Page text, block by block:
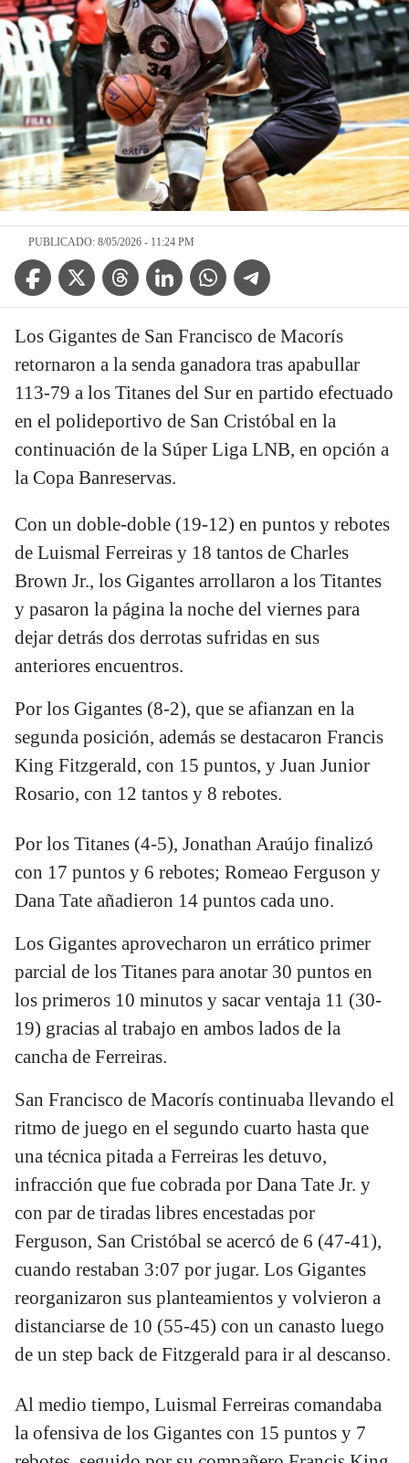
PUBLICADO: 8/05/2026 - 11:24 PM
Facebook IconTwitter IconThreads IconLinkedin IconWhatsApp IconTelegram Icon
Los Gigantes de San Francisco de Macorís
retornaron a la senda ganadora tras apabullar
113-79 a los Titanes del Sur en partido efectuado
en el polideportivo de San Cristóbal en la
continuación de la Súper Liga LNB, en opción a
la Copa Banreservas.
Con un doble-doble (19-12) en puntos y rebotes
de Luismal Ferreiras y 18 tantos de Charles
Brown Jr., los Gigantes arrollaron a los Titantes
y pasaron la página la noche del viernes para
dejar detrás dos derrotas sufridas en sus
anteriores encuentros.
Por los Gigantes (8-2), que se afianzan en la
segunda posición, además se destacaron Francis
King Fitzgerald, con 15 puntos, y Juan Junior
Rosario, con 12 tantos y 8 rebotes.
Por los Titanes (4-5), Jonathan Araújo finalizó
con 17 puntos y 6 rebotes; Romeao Ferguson y
Dana Tate añadieron 14 puntos cada uno.
Los Gigantes aprovecharon un errático primer
parcial de los Titanes para anotar 30 puntos en
los primeros 10 minutos y sacar ventaja 11 (30-
19) gracias al trabajo en ambos lados de la
cancha de Ferreiras.
San Francisco de Macorís continuaba llevando el
ritmo de juego en el segundo cuarto hasta que
una técnica pitada a Ferreiras les detuvo,
infracción que fue cobrada por Dana Tate Jr. y
con par de tiradas libres encestadas por
Ferguson, San Cristóbal se acercó de 6 (47-41),
cuando restaban 3:07 por jugar. Los Gigantes
reorganizaron sus planteamientos y volvieron a
distanciarse de 10 (55-45) con un canasto luego
de un step back de Fitzgerald para ir al descanso.
Al medio tiempo, Luismal Ferreiras comandaba
la ofensiva de los Gigantes con 15 puntos y 7